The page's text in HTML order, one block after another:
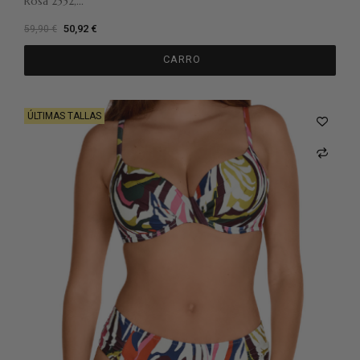
59,90 € 50,92 €
CARRO
ÚLTIMAS TALLAS